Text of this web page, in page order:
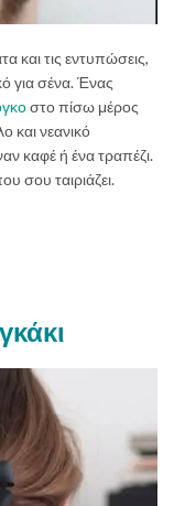
και τις εντυπώσεις,
για σένα. Ένας
στο πίσω μέρος
και νεανικό
καφέ ή ένα τραπέζι.
σου ταιριάζει.